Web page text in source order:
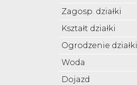
Zagosp. działki
Kształt działki
Ogrodzenie działki
Woda
Dojazd